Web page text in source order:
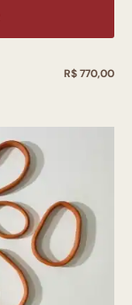
R$ 770,00